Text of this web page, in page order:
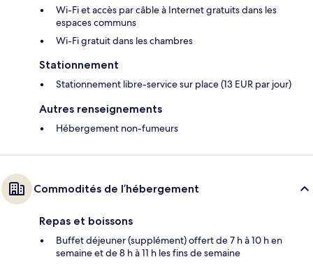
Wi-Fi et accès par câble à Internet gratuits dans les
espaces communs
Wi-Fi gratuit dans les chambres
Stationnement
Stationnement libre-service sur place (13 EUR par jour)
Autres renseignements
Hébergement non-fumeurs
Commodités de l’hébergement
Repas et boissons
Buffet déjeuner (supplément) offert de 7 h à 10 h en
semaine et de 8 h à 11 h les fins de semaine